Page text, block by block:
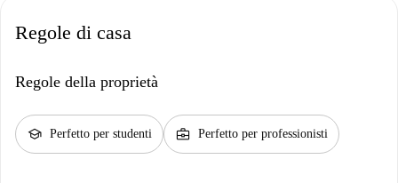
Regole di casa
Regole della proprietà
school Perfetto per studenti business_center Perfetto per professionisti